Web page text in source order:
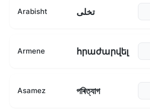
Arabisht تخلى
Armene հրաժարվել
Asamez পৰিত্যাগ